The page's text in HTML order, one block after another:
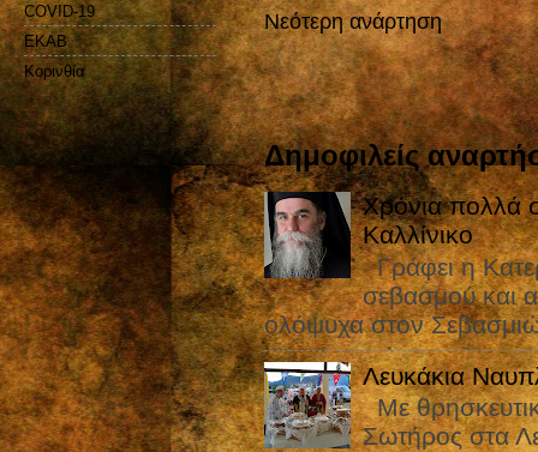
Νεότερη ανάρτηση
Δημοφιλείς
Χρόνια πολλά
Καλλίνικο
Γράφει η
σεβασμού και
ολόψυχα στον
Λευκάκια
Με
Σωτήρος στα
COVID-19
EKAB
Kορινθία